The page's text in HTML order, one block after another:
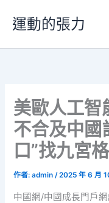
要
運動的張力
美歐人工智
不合及中國
口”找九宮
作者:admin/2025 年 6 月
中國網/中國成長門戶